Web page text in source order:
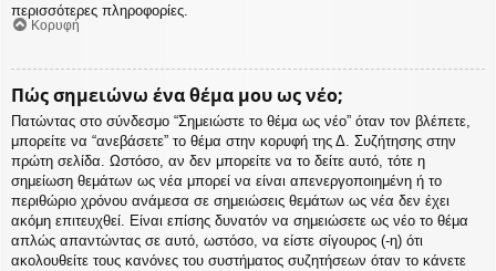
περισσότερες πληροφορίες.
Κορυφή
Πώς σημειώνω ένα θέμα μου ως νέο;
Πατώντας στο σύνδεσμο “Σημειώστε το θέμα ως νέο” όταν τον βλέπετε,
μπορείτε να “ανεβάσετε” το θέμα στην κορυφή της Δ. Συζήτησης στην
πρώτη σελίδα. Ωστόσο, αν δεν μπορείτε να το δείτε αυτό, τότε η
σημείωση θεμάτων ως νέα μπορεί να είναι απενεργοποιημένη ή το
περιθώριο χρόνου ανάμεσα σε σημειώσεις θεμάτων ως νέα δεν έχει
ακόμη επιτευχθεί. Είναι επίσης δυνατόν να σημειώσετε ως νέο το θέμα
απλώς απαντώντας σε αυτό, ωστόσο, να είστε σίγουρος (-η) ότι
ακολουθείτε τους κανόνες του συστήματος συζητήσεων όταν το κάνετε